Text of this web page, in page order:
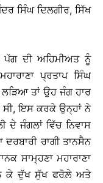
ਸਿੰਘ ਦਿਲਗੀਰ, ਸਿੱਖ
ਦੀ ਅਹਿਮੀਅਤ ਨੂੰ
ਪ੍ਰਤਾਪ ਸਿੰਘ
ਲੜਿਆ ਤਾਂ ਉਹ ਜੰਗ ਹਾਰ
ਸੀ, ਇਸ ਕਰਕੇ ਉਨ੍ਹਾਂ ਨੇ
ਦੇ ਜੰਗਲਾਂ ਵਿੱਚ ਨਿਵਾਸ
ਰਾਗੀ ਤਾਨਸੈਨ
ਸਾਮ੍ਹਣਾ ਮਹਾਰਾਣਾ
ਕੇ ਦੁੱਖ ਸੁੱਖ ਫਰੋਲ਼ੇ ਅਤੇ